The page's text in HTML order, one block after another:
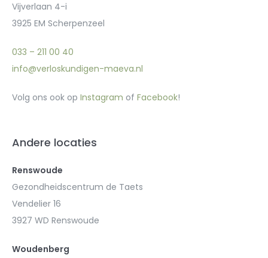
Vijverlaan 4-i
3925 EM Scherpenzeel
033 – 211 00 40
info@verloskundigen-maeva.nl
Volg ons ook op Instagram of Facebook!
Andere locaties
Renswoude
Gezondheidscentrum de Taets
Vendelier 16
3927 WD Renswoude
Woudenberg